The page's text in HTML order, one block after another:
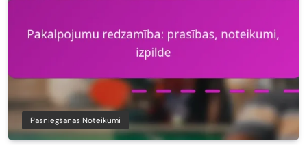
Pasniegšanas Noteikumi